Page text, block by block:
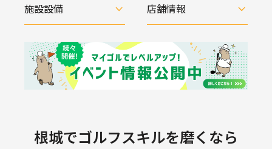
施設設備 店舗情報
根城でゴルフスキルを磨くなら